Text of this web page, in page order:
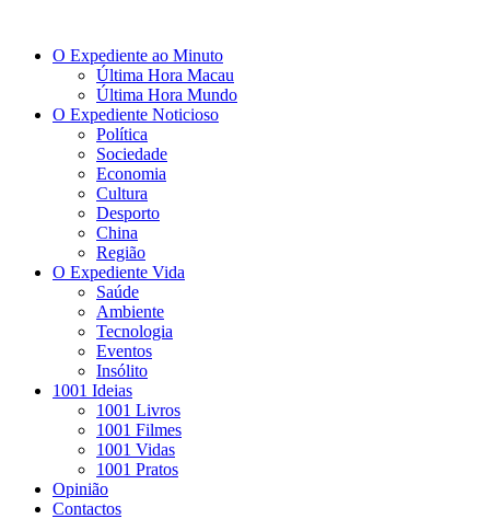
O Expediente ao Minuto
Última Hora Macau
Última Hora Mundo
O Expediente Noticioso
Política
Sociedade
Economia
Cultura
Desporto
China
Região
O Expediente Vida
Saúde
Ambiente
Tecnologia
Eventos
Insólito
1001 Ideias
1001 Livros
1001 Filmes
1001 Vidas
1001 Pratos
Opinião
Contactos